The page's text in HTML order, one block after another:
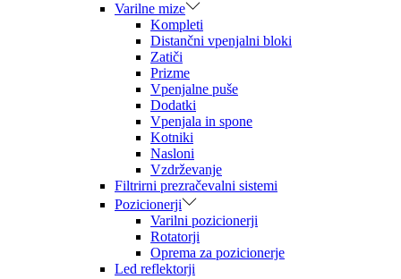
Varilne mize
Kompleti
Distančni vpenjalni bloki
Zatiči
Prizme
Vpenjalne puše
Dodatki
Vpenjala in spone
Kotniki
Nasloni
Vzdrževanje
Filtrirni prezračevalni sistemi
Pozicionerji
Varilni pozicionerji
Rotatorji
Oprema za pozicionerje
Led reflektorji